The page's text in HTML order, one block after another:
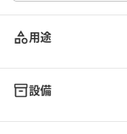
用途
設備